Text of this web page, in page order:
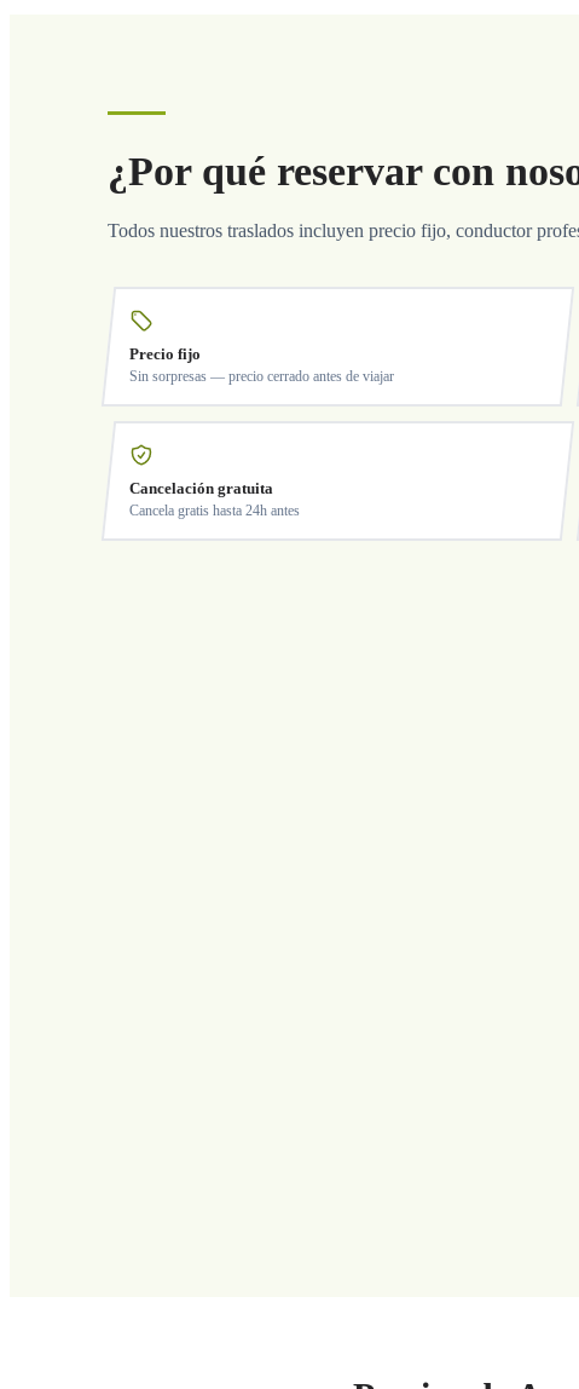
¿Por qué reservar con
Todos nuestros traslados incluyen precio fijo, conductor
Precio fijo
Sin sorpresas — precio cerrado antes de viajar
Cancelación gratuita
Cancela gratis hasta 24h antes